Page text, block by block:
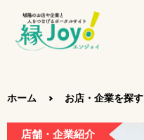
ホーム お店・企業を探す
店舗・企業紹介